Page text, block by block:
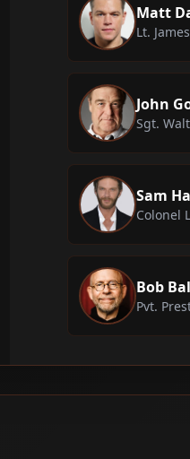
Matt
Lt.
John
Sgt.
Sam
Colonel
Bob
Pvt.